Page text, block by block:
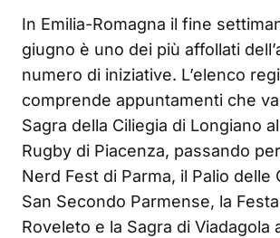
In Emilia-Romagna il fine
giugno è uno dei più affollati
numero di iniziative. L’elenco
comprende appuntamenti che
Sagra della Ciliegia di Longiano
Rugby di Piacenza, passando
Nerd Fest di Parma, il Palio delle
San Secondo Parmense, la
Roveleto e la Sagra di Viadagola